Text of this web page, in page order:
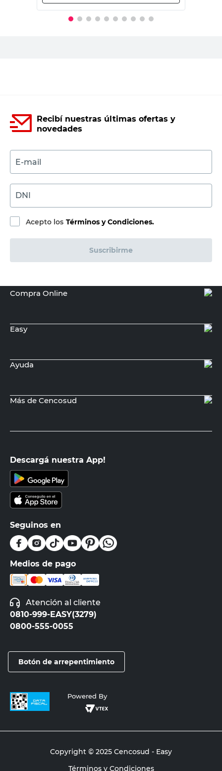
Recibí nuestras últimas ofertas y
novedades
E-mail
DNI
Acepto los Términos y Condiciones.
Suscribirme
Compra Online
Easy
Ayuda
Más de Cencosud
Descargá nuestra App!
Seguinos en
Medios de pago
Atención al cliente
0810-999-EASY(3279)
0800-555-0055
Botón de arrepentimiento
Powered By
Copyright © 2025 Cencosud - Easy
Términos y Condiciones